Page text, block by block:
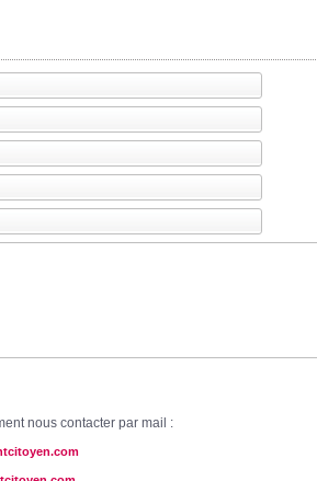
nous contacter par mail :